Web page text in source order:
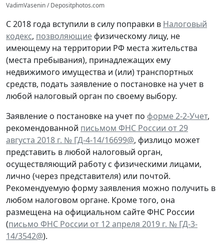
VadimVasenin / Depositphotos.com
С 2018 года вступили в силу поправки в Налоговый
кодекс, позволяющиефизическому лицу, не
имеющему на территории РФ места жительства
(места пребывания), принадлежащих ему
недвижимого имущества и (или) транспортных
средств, подать заявление о постановке на учет в
любой налоговый орган по своему выбору.
Заявление о постановке на учет по форме 2-2-Учет,
рекомендованной письмом ФНС России от 29
августа 2018 г. № ГД-4-14/16699@, физлицо может
представить в любой налоговый орган,
осуществляющий работу с физическими лицами,
лично (через представителя) или почтой.
Рекомендуемую форму заявления можно получить в
любом налоговом органе. Кроме того, она
размещена на официальном сайте ФНС России
(письмо ФНС России от 12 апреля 2019 г. № ГД-3-
14/3542@).